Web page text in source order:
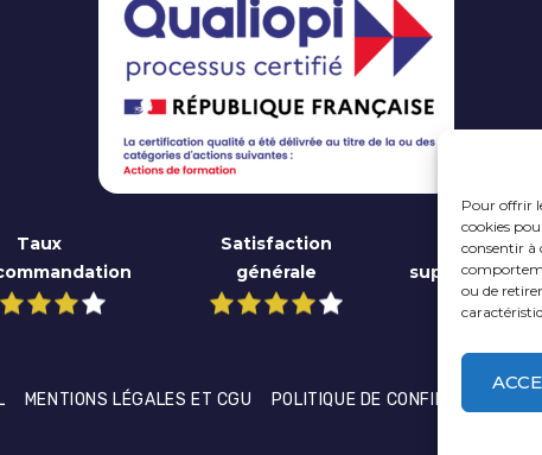
Pour offrir
cookies
consentir à
ou de
Taux
Satisfaction
générale
Qualité
supports
MENTIONS LÉGALES ET CGU POLITIQUE DE CONFIDENTIALITÉ